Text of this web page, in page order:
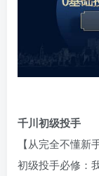
千川初级投手
【从完全不懂新
初级投手必修：